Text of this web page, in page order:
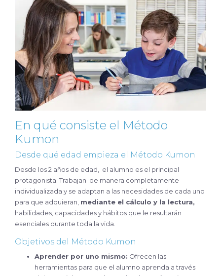
En qué consiste el Método
Kumon
Desde qué edad empieza el Método Kumon
Desde los 2 años de edad, el alumno es el principal
protagonista. Trabajan de manera completamente
individualizada y se adaptan a las necesidades de cada uno
para que adquieran, mediante el cálculo y la lectura,
habilidades, capacidades y hábitos que le resultarán
esenciales durante toda la vida.
Objetivos del Método Kumon
Aprender por uno mismo: Ofrecen las
herramientas para que el alumno aprenda a través